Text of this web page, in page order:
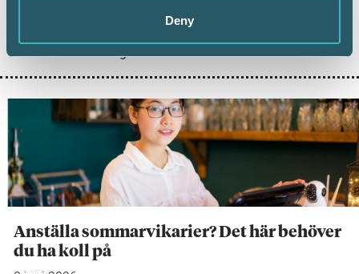
Deny
friskvårdsbidrag och om det kunde ses som en skattefri
Anställa sommarvikarier? Det här behöver
du ha koll på